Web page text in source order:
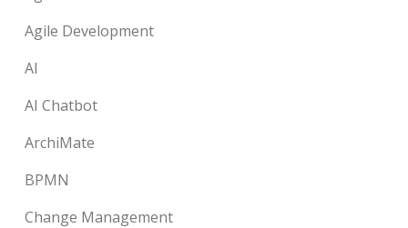
Agile Development
AI
AI Chatbot
ArchiMate
BPMN
Change Management